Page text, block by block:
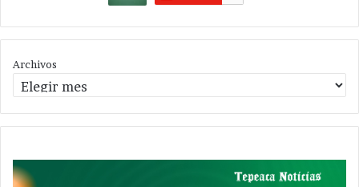
Archivos